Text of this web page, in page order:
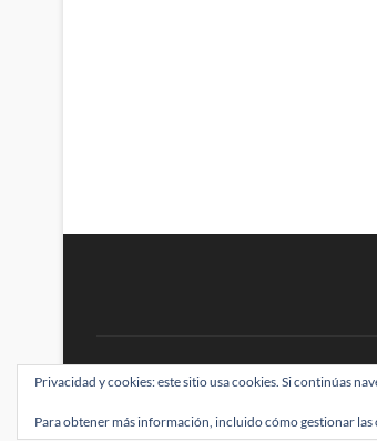
BRAINSTOMPING| Diseñado por:Theme
Privacidad y cookies: este sitio usa cookies. Si continúas
Para obtener más información, incluido cómo gestionar las